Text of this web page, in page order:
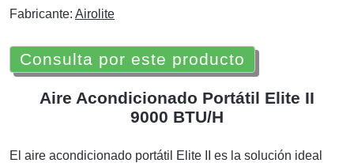
Fabricante: Airolite
Consulta por este producto
Aire Acondicionado Portátil Elite II
9000 BTU/H
El aire acondicionado portátil Elite II es la solución ideal